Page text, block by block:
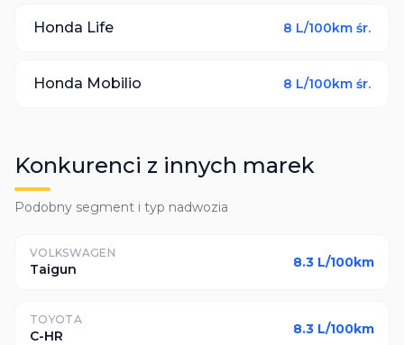
Honda Life 8 L/100km śr.
Honda Mobilio 8 L/100km śr.
Konkurenci z innych marek
Podobny segment i typ nadwozia
VOLKSWAGEN
Taigun 8.3 L/100km
TOYOTA
C-HR 8.3 L/100km